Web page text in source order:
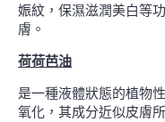
娠紋，保濕滋潤美白等
膚。
荷荷芭油
是一種液體狀態的植物
氧化，其成分近似皮膚